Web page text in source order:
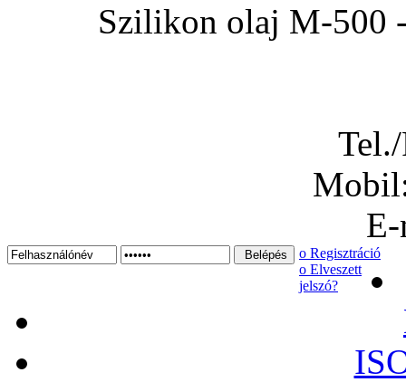
Szilikon olaj M-
ο Regisztráció
ο Elveszett
jelszó?